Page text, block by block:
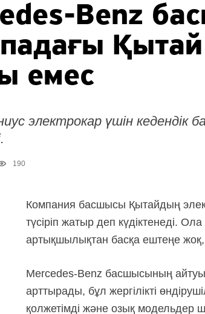
Benz
Қытай
емес
электрокар үшін кедендік
190
Компания басшысы Қытайдың
түсіріп жатыр деп күдіктенеді.
артықшылықтан басқа ештеңе
Mercedes-Benz басшысының
арттырады, бұл жергілікті
қолжетімді және озық модельдер